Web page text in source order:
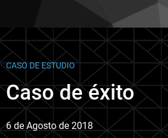
CASO DE ESTUDIO
Caso de éxito
6 de Agosto de 2018